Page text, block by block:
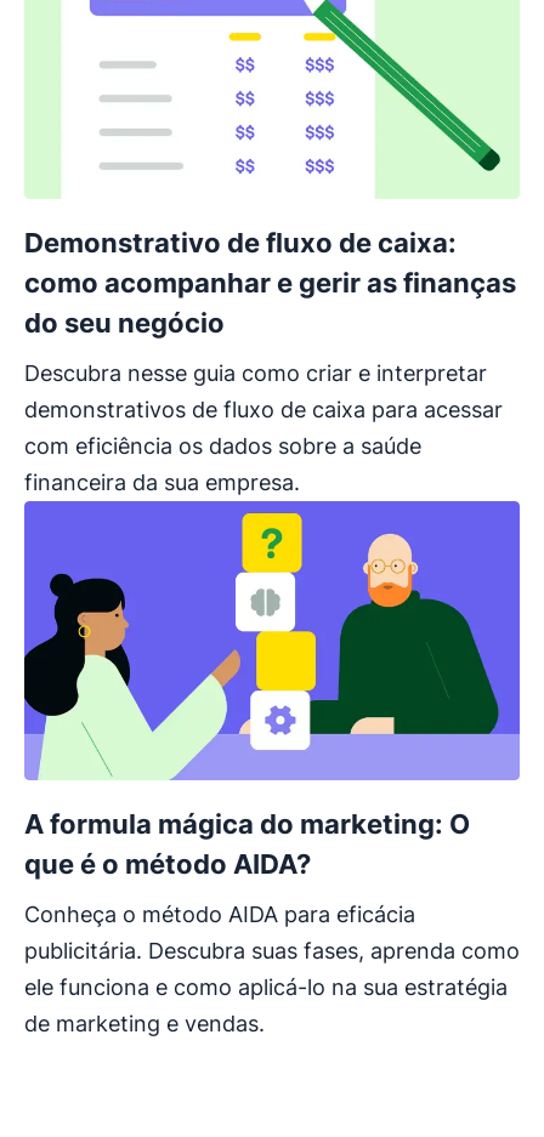
Demonstrativo de fluxo de caixa:
como acompanhar e gerir as finanças
do seu negócio
Descubra nesse guia como criar e interpretar
demonstrativos de fluxo de caixa para acessar
com eficiência os dados sobre a saúde
financeira da sua empresa.
A formula mágica do marketing: O
que é o método AIDA?
Conheça o método AIDA para eficácia
publicitária. Descubra suas fases, aprenda como
ele funciona e como aplicá-lo na sua estratégia
de marketing e vendas.